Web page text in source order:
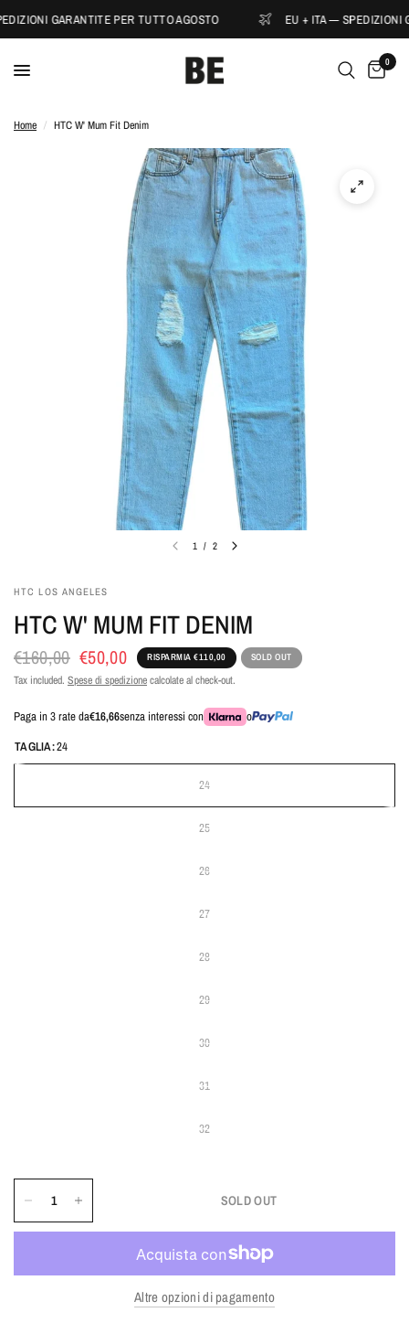
GARANTITE PER TUTTO AGOSTO EU + ITA — SPEDIZIONI
0
Home / HTC W' Mum Fit Denim
1 / 2
HTC LOS ANGELES
HTC W' MUM FIT DENIM
€160,00 €50,00 RISPARMIA €110,00 SOLD OUT
Tax included. Spese di spedizionecalcolate al check-out.
Paga in 3 rate da€16,66senza interessi con
o
TAGLIA:24
24
25
26
27
28
29
30
31
32
SOLD OUT
Altre opzioni di pagamento